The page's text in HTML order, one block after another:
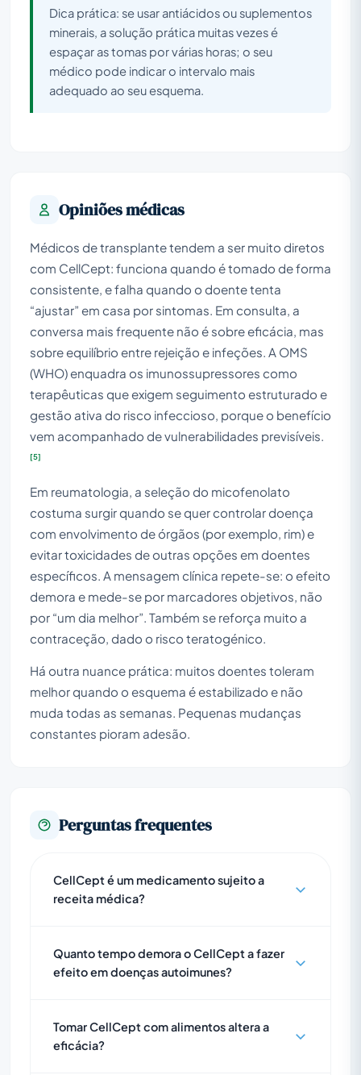
Dica prática: se usar antiácidos ou suplementos
minerais, a solução prática muitas vezes é
espaçar as tomas por várias horas; o seu
médico pode indicar o intervalo mais
adequado ao seu esquema.
Opiniões médicas
Médicos de transplante tendem a ser muito diretos
com CellCept: funciona quando é tomado de forma
consistente, e falha quando o doente tenta
“ajustar” em casa por sintomas. Em consulta, a
conversa mais frequente não é sobre eficácia, mas
sobre equilíbrio entre rejeição e infeções. A OMS
(WHO) enquadra os imunossupressores como
terapêuticas que exigem seguimento estruturado e
gestão ativa do risco infeccioso, porque o benefício
vem acompanhado de vulnerabilidades previsíveis.
[5]
Em reumatologia, a seleção do micofenolato
costuma surgir quando se quer controlar doença
com envolvimento de órgãos (por exemplo, rim) e
evitar toxicidades de outras opções em doentes
específicos. A mensagem clínica repete-se: o efeito
demora e mede-se por marcadores objetivos, não
por “um dia melhor”. Também se reforça muito a
contraceção, dado o risco teratogénico.
Há outra nuance prática: muitos doentes toleram
melhor quando o esquema é estabilizado e não
muda todas as semanas. Pequenas mudanças
constantes pioram adesão.
Perguntas frequentes
CellCept é um medicamento sujeito a
receita médica?
Quanto tempo demora o CellCept a fazer
efeito em doenças autoimunes?
Tomar CellCept com alimentos altera a
eficácia?